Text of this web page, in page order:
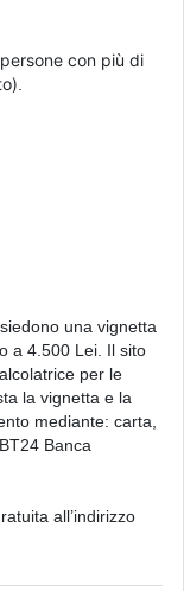
con più di
una vignetta
a 4.500 Lei. Il sito
per le
la vignetta e la
mediante: carta,
Banca
all’indirizzo